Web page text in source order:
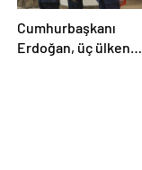
Cumhurbaşkanı
Erdoğan, üç ülkenin